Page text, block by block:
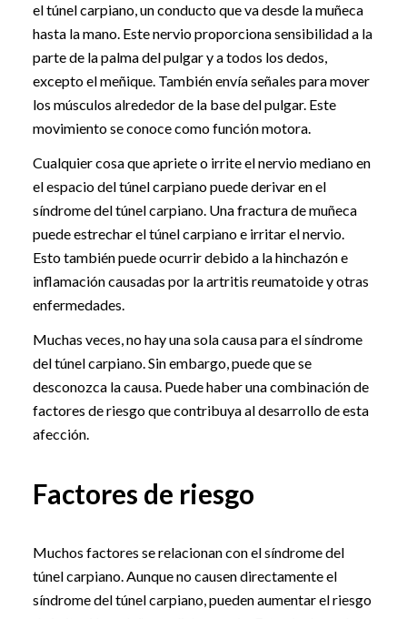
el túnel carpiano, un conducto que va desde la muñeca
hasta la mano. Este nervio proporciona sensibilidad a la
parte de la palma del pulgar y a todos los dedos,
excepto el meñique. También envía señales para mover
los músculos alrededor de la base del pulgar. Este
movimiento se conoce como función motora.
Cualquier cosa que apriete o irrite el nervio mediano en
el espacio del túnel carpiano puede derivar en el
síndrome del túnel carpiano. Una fractura de muñeca
puede estrechar el túnel carpiano e irritar el nervio.
Esto también puede ocurrir debido a la hinchazón e
inflamación causadas por la artritis reumatoide y otras
enfermedades.
Muchas veces, no hay una sola causa para el síndrome
del túnel carpiano. Sin embargo, puede que se
desconozca la causa. Puede haber una combinación de
factores de riesgo que contribuya al desarrollo de esta
afección.
Factores de riesgo
Muchos factores se relacionan con el síndrome del
túnel carpiano. Aunque no causen directamente el
síndrome del túnel carpiano, pueden aumentar el riesgo